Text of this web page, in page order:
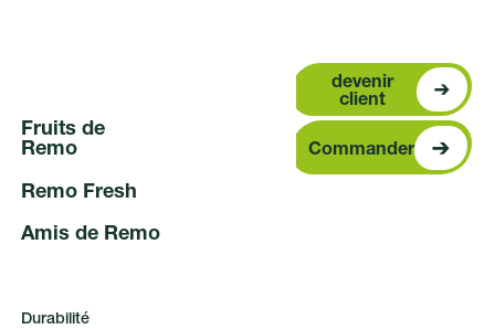
Fruits de
Remo
Remo Fresh
Amis de Remo
Durabilité
devenir
devenir
client
Commander
Commander